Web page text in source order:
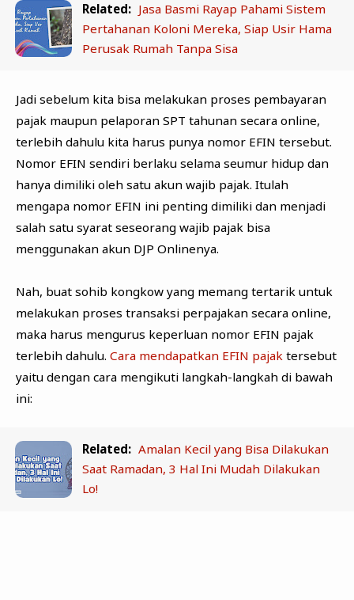
Related: Jasa Basmi Rayap Pahami Sistem
Pertahanan Koloni Mereka, Siap Usir Hama
Perusak Rumah Tanpa Sisa
Jadi sebelum kita bisa melakukan proses pembayaran
pajak maupun pelaporan SPT tahunan secara online,
terlebih dahulu kita harus punya nomor EFIN tersebut.
Nomor EFIN sendiri berlaku selama seumur hidup dan
hanya dimiliki oleh satu akun wajib pajak. Itulah
mengapa nomor EFIN ini penting dimiliki dan menjadi
salah satu syarat seseorang wajib pajak bisa
menggunakan akun DJP Onlinenya.
Nah, buat sohib kongkow yang memang tertarik untuk
melakukan proses transaksi perpajakan secara online,
maka harus mengurus keperluan nomor EFIN pajak
terlebih dahulu. Cara mendapatkan EFIN pajaktersebut
yaitu dengan cara mengikuti langkah-langkah di bawah
ini:
Related: Amalan Kecil yang Bisa Dilakukan
Saat Ramadan, 3 Hal Ini Mudah Dilakukan
Lo!